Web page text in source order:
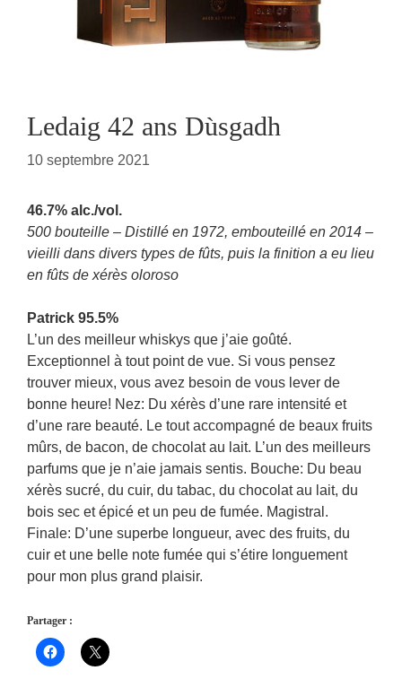
Ledaig 42 ans Dùsgadh
10 septembre 2021
46.7% alc./vol.
500 bouteille – Distillé en 1972, embouteillé en 2014 –
vieilli dans divers types de fûts, puis la finition a eu lieu
en fûts de xérès oloroso
Patrick 95.5%
L’un des meilleur whiskys que j’aie goûté.
Exceptionnel à tout point de vue. Si vous pensez
trouver mieux, vous avez besoin de vous lever de
bonne heure! Nez: Du xérès d’une rare intensité et
d’une rare beauté. Le tout accompagné de beaux fruits
mûrs, de bacon, de chocolat au lait. L’un des meilleurs
parfums que je n’aie jamais sentis. Bouche: Du beau
xérès sucré, du cuir, du tabac, du chocolat au lait, du
bois sec et épicé et un peu de fumée. Magistral.
Finale: D’une superbe longueur, avec des fruits, du
cuir et une belle note fumée qui s’étire longuement
pour mon plus grand plaisir.
Partager :